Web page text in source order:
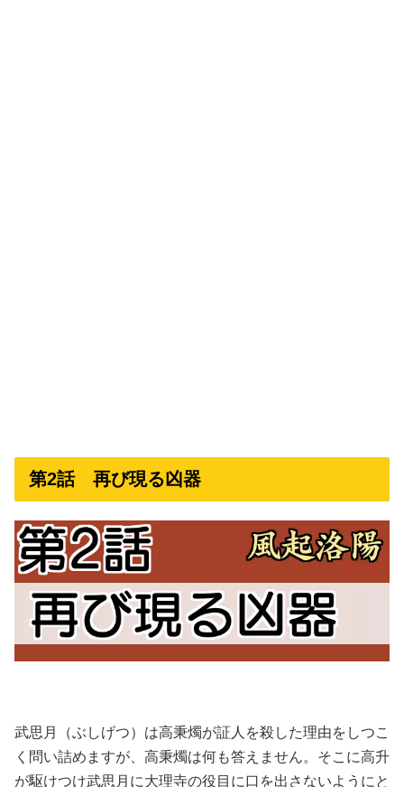
第2話 再び現る凶器
武思月（ぶしげつ）は高秉燭が証人を殺した理由をしつこ
く問い詰めますが、高秉燭は何も答えません。そこに高升
が駆けつけ武思月に大理寺の役目に口を出さないようにと